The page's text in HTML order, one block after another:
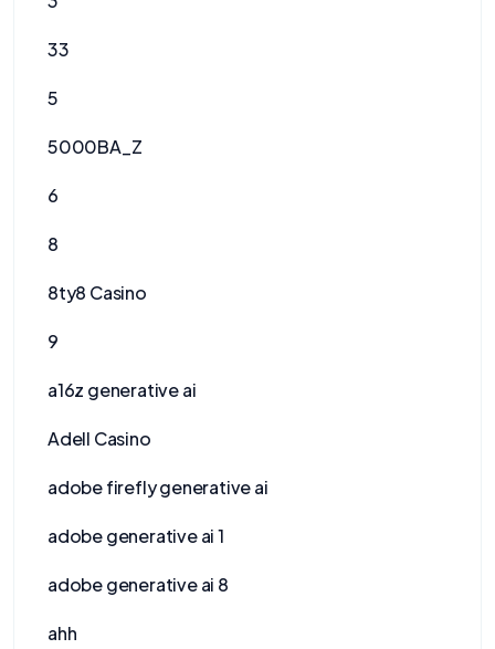
33
5
5000BA_Z
6
8
8ty8 Casino
9
a16z generative ai
Adell Casino
adobe firefly generative ai
adobe generative ai 1
adobe generative ai 8
ahh